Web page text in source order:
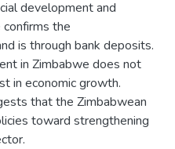
development and
the
is through bank deposits.
in Zimbabwe does not
in economic growth.
that the Zimbabwean
toward strengthening